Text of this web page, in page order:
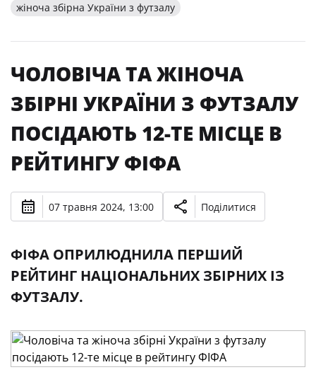
жіноча збірна України з футзалу
ЧОЛОВІЧА ТА ЖІНОЧА
ЗБІРНІ УКРАЇНИ З ФУТЗАЛУ
ПОСІДАЮТЬ 12-ТЕ МІСЦЕ В
РЕЙТИНГУ ФІФА
07 травня 2024, 13:00 Поділитися
ФІФА ОПРИЛЮДНИЛА ПЕРШИЙ
РЕЙТИНГ НАЦІОНАЛЬНИХ ЗБІРНИХ ІЗ
ФУТЗАЛУ.